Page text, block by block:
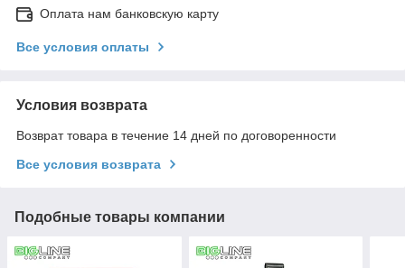
Оплата нам банковскую карту
Все условия оплаты
Условия возврата
Возврат товара в течение 14 дней по договоренности
Все условия возврата
Подобные товары компании